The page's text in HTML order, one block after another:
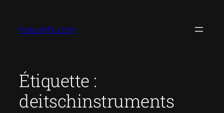
contenu
hokumfx.com
Étiquette :
deitschinstruments